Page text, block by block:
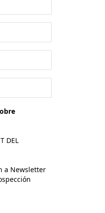
DEL
a Newsletter